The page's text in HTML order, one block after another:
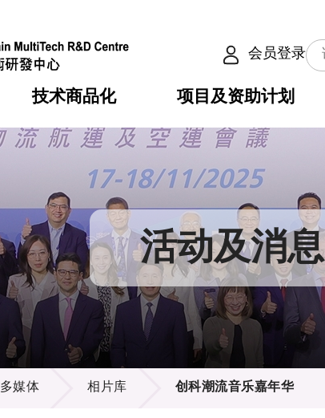
会员登录
机构简介
组织架构
组织架构
董事局
研究顾问
招标通告
技术商品化
服务
可获授权之技术
应用于公共服务之创新技术
重点项目
项目及资助计划
合作计划
资助计划
资助计划
税务优惠
申请
评审
征求研发项目计划书
项目资料库
活动
奖项
新闻中心
媒体报导
新闻稿
资讯中心
多媒体
出版刊物
会籍及服务
会员列表
会员登入 活动及消息
多媒体 相片库 创科潮流音乐嘉年华